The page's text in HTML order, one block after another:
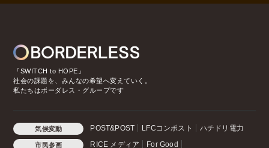
『SWITCH to HOPE』
社会の課題を、みんなの希望へ変えていく。
私たちはボーダレス・グループです
気候変動 POST&POST LFCコンポスト ハチドリ電力
市民参画 RICE メディア
For Good